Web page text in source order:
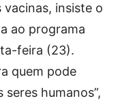
insiste o
ao programa
feira (23).
quem pode
humanos”,